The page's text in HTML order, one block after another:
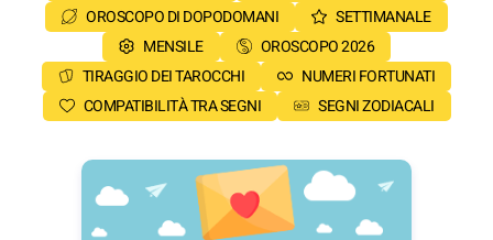
OROSCOPO DI DOPODOMANI
SETTIMANALE
MENSILE
OROSCOPO 2026
TIRAGGIO DEI TAROCCHI
NUMERI FORTUNATI
COMPATIBILITÀ TRA SEGNI
SEGNI ZODIACALI